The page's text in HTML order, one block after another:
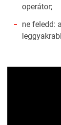
operátor;
ne feledd: